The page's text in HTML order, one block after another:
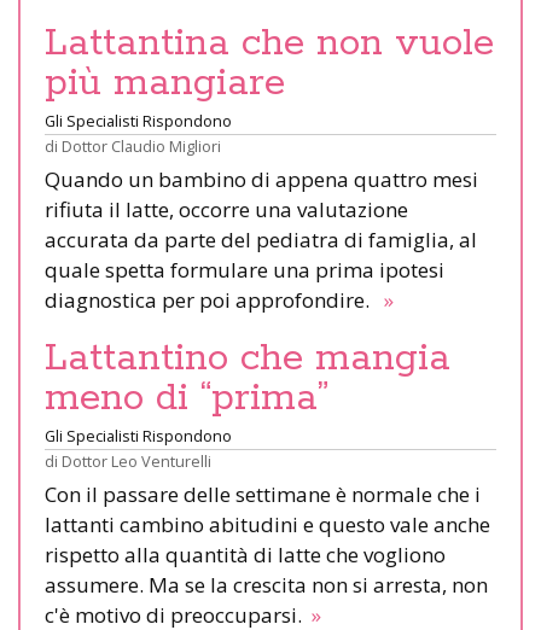
Lattantina che non vuole
più mangiare
Gli Specialisti Rispondono
di Dottor Claudio Migliori
Quando un bambino di appena quattro mesi
rifiuta il latte, occorre una valutazione
accurata da parte del pediatra di famiglia, al
quale spetta formulare una prima ipotesi
diagnostica per poi approfondire. »
Lattantino che mangia
meno di “prima”
Gli Specialisti Rispondono
di Dottor Leo Venturelli
Con il passare delle settimane è normale che i
lattanti cambino abitudini e questo vale anche
rispetto alla quantità di latte che vogliono
assumere. Ma se la crescita non si arresta, non
c'è motivo di preoccuparsi. »